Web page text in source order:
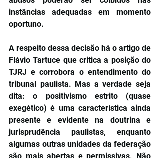
instâncias adequadas em momento
oportuno.
A respeito dessa decisão há o artigo de
Flávio Tartuce que critica a posição do
TJRJ e corrobora o entendimento do
tribunal paulista. Mas a verdade seja
dita: o positivismo estrito (quase
exegético) é uma característica ainda
presente e evidente na doutrina e
jurisprudência paulistas, enquanto
algumas outras unidades da federação